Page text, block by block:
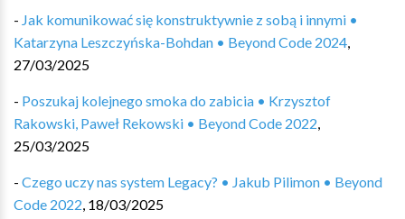
- Jak komunikować się konstruktywnie z sobą i innymi •
Katarzyna Leszczyńska-Bohdan • Beyond Code 2024,
27/03/2025
- Poszukaj kolejnego smoka do zabicia • Krzysztof
Rakowski, Paweł Rekowski • Beyond Code 2022,
25/03/2025
- Czego uczy nas system Legacy? • Jakub Pilimon • Beyond
Code 2022, 18/03/2025